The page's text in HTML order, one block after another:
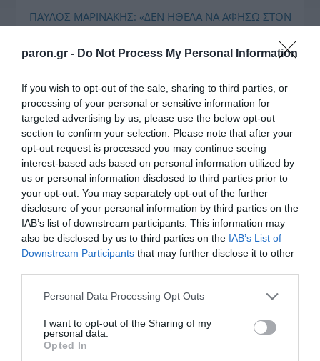
paron.gr - Do Not Process My Personal Information
If you wish to opt-out of the sale, sharing to third parties, or
processing of your personal or sensitive information for
targeted advertising by us, please use the below opt-out
section to confirm your selection. Please note that after your
opt-out request is processed you may continue seeing
interest-based ads based on personal information utilized by
us or personal information disclosed to third parties prior to
your opt-out. You may separately opt-out of the further
disclosure of your personal information by third parties on the
IAB’s list of downstream participants. This information may
also be disclosed by us to third parties on the IAB’s List of
Downstream Participants that may further disclose it to other
Please note that this website/app uses one or more Google
not limited to your visit or usage behaviour. You may click to
grant or deny consent to Google and its third-party tags to
use your data for below specified purposes in below Google
Personal Data Processing Opt Outs
I want to opt-out of the Sharing of my
personal data.
Opted In
ΠΑΥΛΟΣ ΜΑΡΙΝΑΚΗΣ: «ΔΕΝ ΗΘΕΛΑ ΝΑ ΑΦΗΣΩ ΣΤΟΝ
Ο κυβερνητικός εκπρόσωπος,
χαρτιά του στις «Τυπολογίες»
σε ένα vidcast που μιλάει για
τις μεγάλες τομές στον χώρο
των Μέσων Μαζικής
Ενημέρωσης. Σε μια εφ’ όλης της ύλης
συνέντευξη στον Βασίλη Κουφόπουλο, αναλύει
το χρονοδιάγραμμα για τις περιφερειακές και
ραδιοφωνικές άδειες, το πακέτο στήριξης των 80
εκατομμυρίων ευρώ για τον Τύπο, αλλά και την
πρωτοβουλία για την άρση της ανωνυμίας στο